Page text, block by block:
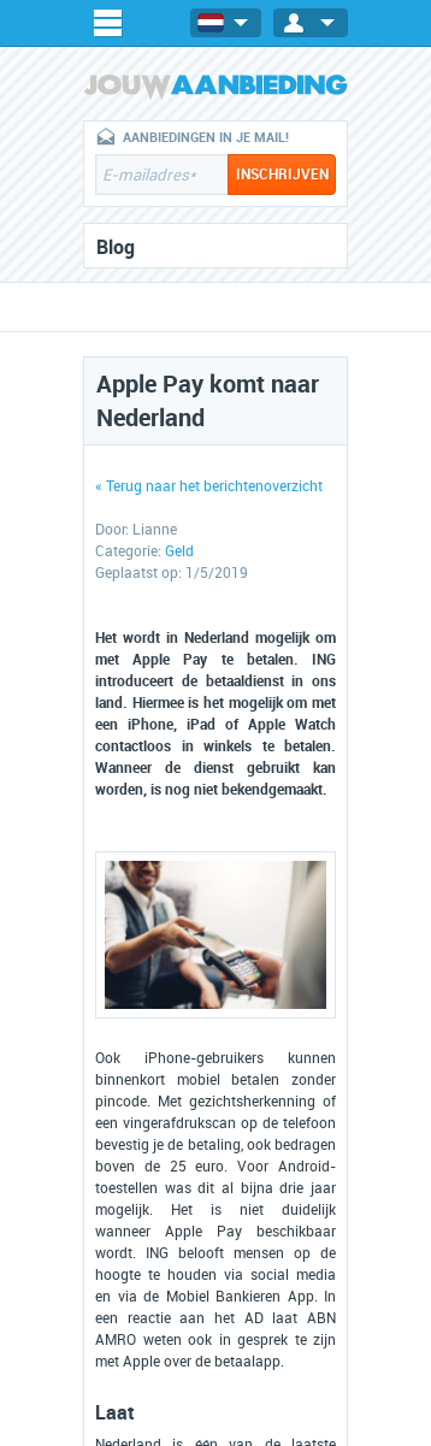
AANBIEDINGEN IN JE MAIL!
Blog
Apple Pay komt naar
Nederland
« Terug naar het berichtenoverzicht
Door: Lianne
Categorie: Geld
Geplaatst op: 1/5/2019
Het wordt in Nederland mogelijk om
met Apple Pay te betalen. ING
introduceert de betaaldienst in ons
land. Hiermee is het mogelijk om met
een iPhone, iPad of Apple Watch
contactloos in winkels te betalen.
Wanneer de dienst gebruikt kan
worden, is nog niet bekendgemaakt.
Ook iPhone-gebruikers kunnen
binnenkort mobiel betalen zonder
pincode. Met gezichtsherkenning of
een vingerafdrukscan op de telefoon
bevestig je de betaling, ook bedragen
boven de 25 euro. Voor Android-
toestellen was dit al bijna drie jaar
mogelijk. Het is niet duidelijk
wanneer Apple Pay beschikbaar
wordt. ING belooft mensen op de
hoogte te houden via social media
en via de Mobiel Bankieren App. In
een reactie aan het AD laat ABN
AMRO weten ook in gesprek te zijn
met Apple over de betaalapp.
Laat